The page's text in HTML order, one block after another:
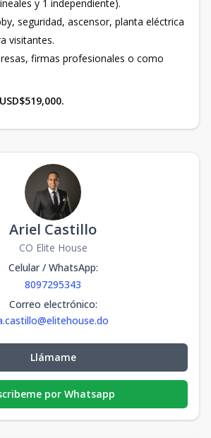
y 1 independiente).
seguridad, ascensor, planta eléctrica
visitantes.
firmas profesionales o como
Ariel Castillo
CO Elite House
Celular / WhatsApp:
8097295343
Correo electrónico:
Llámame
por Whatsapp